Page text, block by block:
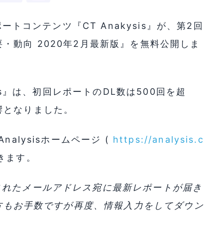
トコンテンツ『CT Anakysis』が、第2回
動向 2020年2月最新版』を無料公開しま
は、初回レポートのDL数は500回を超
なりました。
ホームページ ( https://analysis.c
す。
たメールアドレス宛に最新レポートが届き
もお手数ですが再度、情報入力をしてダウン